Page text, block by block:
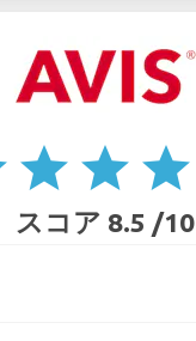
star star star
スコア 8.5 /10